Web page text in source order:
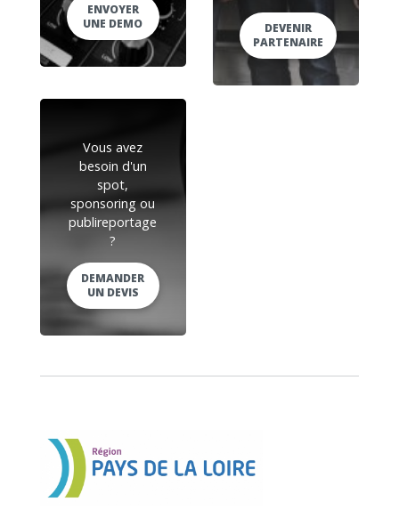
ENVOYER
UNE DEMO
DEVENIR
PARTENAIRE
Vous avez
besoin d'un
spot,
sponsoring ou
publireportage
?
DEMANDER
UN DEVIS